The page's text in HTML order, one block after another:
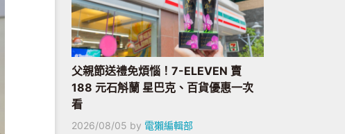
父親節送禮免煩惱！7-ELEVEN 賣
188 元石斛蘭 星巴克、百貨優惠一次
看
2026/08/05 by 電獺編輯部